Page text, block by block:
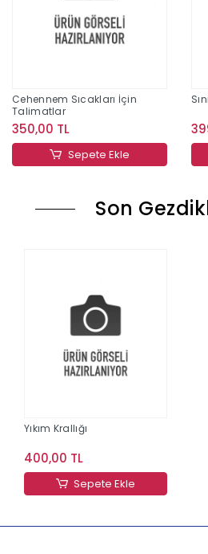
Cehennem Sıcakları İçin
Talimatlar
350,00 TL
Sepete Ekle
Son
Yıkım Krallığı
400,00 TL
Sepete Ekle